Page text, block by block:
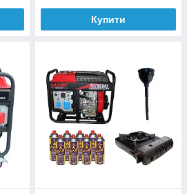
Купити